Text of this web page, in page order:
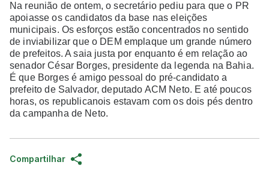
Na reunião de ontem, o secretário pediu para que o PR
apoiasse os candidatos da base nas eleições
municipais. Os esforços estão concentrados no sentido
de inviabilizar que o DEM emplaque um grande número
de prefeitos. A saia justa por enquanto é em relação ao
senador César Borges, presidente da legenda na Bahia.
É que Borges é amigo pessoal do pré-candidato a
prefeito de Salvador, deputado ACM Neto. E até poucos
horas, os republicanois estavam com os dois pés dentro
da campanha de Neto.
Compartilhar